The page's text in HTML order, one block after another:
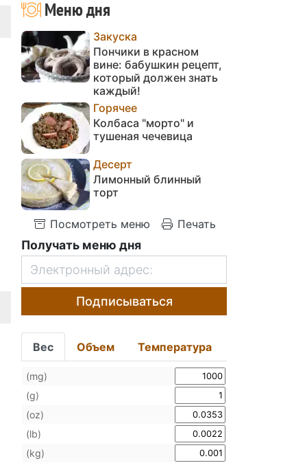
Меню дня
Закуска
Пончики в красном
вине: бабушкин рецепт,
который должен знать
каждый!
Горячее
Колбаса "морто" и
тушеная чечевица
Десерт
Лимонный блинный
торт
Посмотреть меню Печать
Получать меню дня
Подписываться
Вес Объем Температура
(mg)
(g)
(oz)
(lb)
(kg)